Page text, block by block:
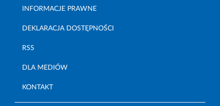
INFORMACJE PRAWNE
DEKLARACJA DOSTĘPNOŚCI
RSS
DLA MEDIÓW
KONTAKT